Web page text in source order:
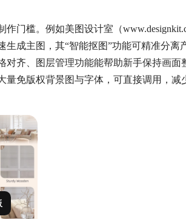
门槛。例如美图设计室（
成主图，其“智能抠图”功能可精准分离
齐、图层管理功能能帮助新手保持画面
量免版权背景图与字体，可直接调用，减